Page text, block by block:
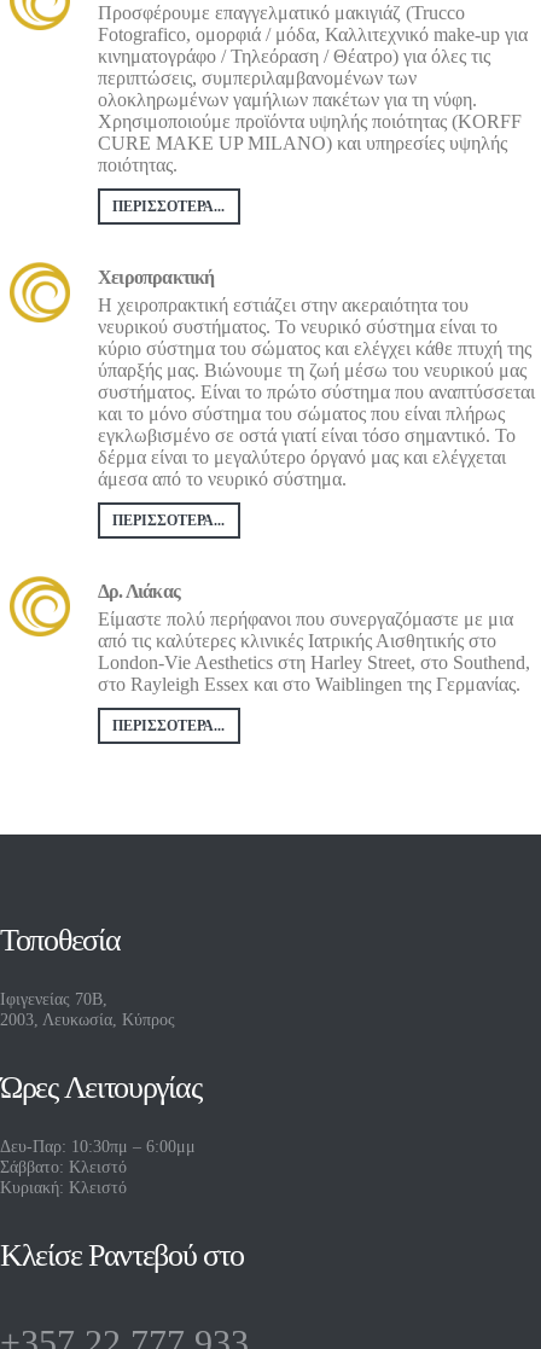
Προσφέρουμε επαγγελματικό μακιγιάζ (Trucco
Fotografico, ομορφιά / μόδα, Καλλιτεχνικό make-up για
κινηματογράφο / Τηλεόραση / Θέατρο) για όλες τις
περιπτώσεις, συμπεριλαμβανομένων των
ολοκληρωμένων γαμήλιων πακέτων για τη νύφη.
Χρησιμοποιούμε προϊόντα υψηλής ποιότητας (KORFF
CURE MAKE UP MILANO) και υπηρεσίες υψηλής
ποιότητας.
ΠΕΡΙΣΣΌΤΕΡΑ...
Χειροπρακτική
Η χειροπρακτική εστιάζει στην ακεραιότητα του
νευρικού συστήματος. Το νευρικό σύστημα είναι το
κύριο σύστημα του σώματος και ελέγχει κάθε πτυχή της
ύπαρξής μας. Βιώνουμε τη ζωή μέσω του νευρικού μας
συστήματος. Είναι το πρώτο σύστημα που αναπτύσσεται
και το μόνο σύστημα του σώματος που είναι πλήρως
εγκλωβισμένο σε οστά γιατί είναι τόσο σημαντικό. Το
δέρμα είναι το μεγαλύτερο όργανό μας και ελέγχεται
άμεσα από το νευρικό σύστημα.
ΠΕΡΙΣΣΌΤΕΡΑ...
Δρ. Λιάκας
Είμαστε πολύ περήφανοι που συνεργαζόμαστε με μια
από τις καλύτερες κλινικές Ιατρικής Αισθητικής στο
London-Vie Aesthetics στη Harley Street, στο Southend,
στο Rayleigh Essex και στο Waiblingen της Γερμανίας.
ΠΕΡΙΣΣΌΤΕΡΑ...
Τοποθεσία
Ιφιγενείας 70Β,
2003, Λευκωσία, Κύπρος
Ώρες Λειτουργίας
Δευ-Παρ: 10:30πμ – 6:00μμ
Σάββατο: Κλειστό
Κυριακή: Κλειστό
Κλείσε Ραντεβού στο